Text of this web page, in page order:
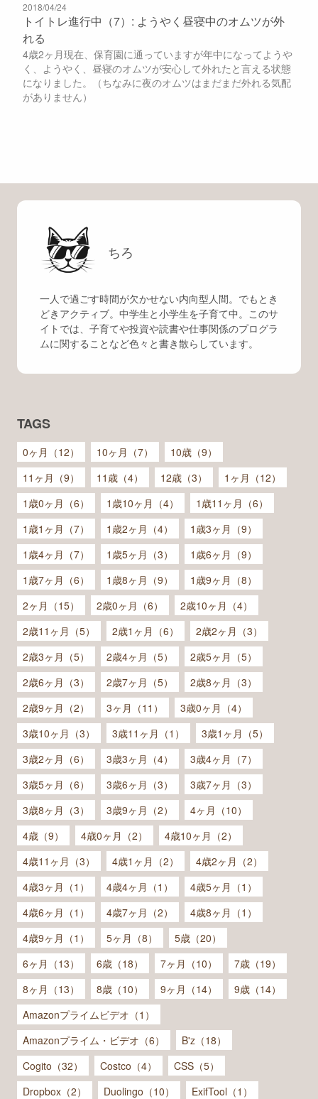
2018/04/24
トイトレ進行中（7）: ようやく昼寝中のオムツが外
れる
4歳2ヶ月現在、保育園に通っていますが年中になってようや
く、ようやく、昼寝のオムツが安心して外れたと言える状態
になりました。（ちなみに夜のオムツはまだまだ外れる気配
がありません）
ちろ
一人で過ごす時間が欠かせない内向型人間。でもとき
どきアクティブ。中学生と小学生を子育て中。このサ
イトでは、子育てや投資や読書や仕事関係のプログラ
ムに関することなど色々と書き散らしています。
TAGS
0ヶ月（12） 10ヶ月（7）
10歳（9）
11ヶ月（9）
11歳（4） 12歳（3）
1ヶ月（12）
1歳0ヶ月（6）
1歳10ヶ月（4）
1歳11ヶ月（6）
1歳1ヶ月（7）
1歳2ヶ月（4）
1歳3ヶ月（9）
1歳4ヶ月（7）
1歳5ヶ月（3）
1歳6ヶ月（9）
1歳7ヶ月（6）
1歳8ヶ月（9）
1歳9ヶ月（8）
2ヶ月（15）
2歳0ヶ月（6）
2歳10ヶ月（4）
2歳11ヶ月（5）
2歳1ヶ月（6）
2歳2ヶ月（3）
2歳3ヶ月（5）
2歳4ヶ月（5）
2歳5ヶ月（5）
2歳6ヶ月（3）
2歳7ヶ月（5）
2歳8ヶ月（3）
2歳9ヶ月（2）
3ヶ月（11）
3歳0ヶ月（4）
3歳10ヶ月（3）
3歳11ヶ月（1）
3歳1ヶ月（5）
3歳2ヶ月（6）
3歳3ヶ月（4）
3歳4ヶ月（7）
3歳5ヶ月（6）
3歳6ヶ月（3）
3歳7ヶ月（3）
3歳8ヶ月（3）
3歳9ヶ月（2）
4ヶ月（10）
4歳（9）
4歳0ヶ月（2）
4歳10ヶ月（2）
4歳11ヶ月（3）
4歳1ヶ月（2）
4歳2ヶ月（2）
4歳3ヶ月（1）
4歳4ヶ月（1）
4歳5ヶ月（1）
4歳6ヶ月（1）
4歳7ヶ月（2）
4歳8ヶ月（1）
4歳9ヶ月（1）
5ヶ月（8）
5歳（20）
6ヶ月（13）
6歳（18） 7ヶ月（10）
7歳（19）
8ヶ月（13）
8歳（10） 9ヶ月（14）
9歳（14）
Amazonプライムビデオ（1）
Amazonプライム・ビデオ（6）
B'z（18）
Cogito（32）
Costco（4）
CSS（5）
Dropbox（2）
Duolingo（10）
ExifTool（1）